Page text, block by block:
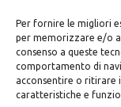
Per fornire le migliori
per memorizzare e/o
consenso a queste
comportamento di
acconsentire o ritirare
caratteristiche e
Cambio
Cambio
Rughe